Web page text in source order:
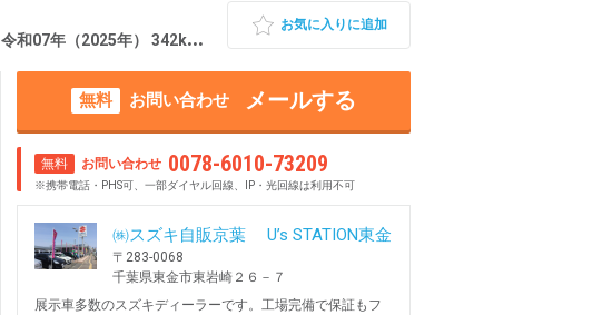
令和07年（2025年） 342km 千葉県東金市
お気に入りに追加
無料 お問い合わせ メールする
無料 お問い合わせ 0078-6010-73209
※携帯電話・PHS可、一部ダイヤル回線、IP・光回線は利用不可
㈱スズキ自販京葉 U’s STATION東金
〒283-0068
千葉県東金市東岩崎２６－７
展示車多数のスズキディーラーです。工場完備で保証もフ